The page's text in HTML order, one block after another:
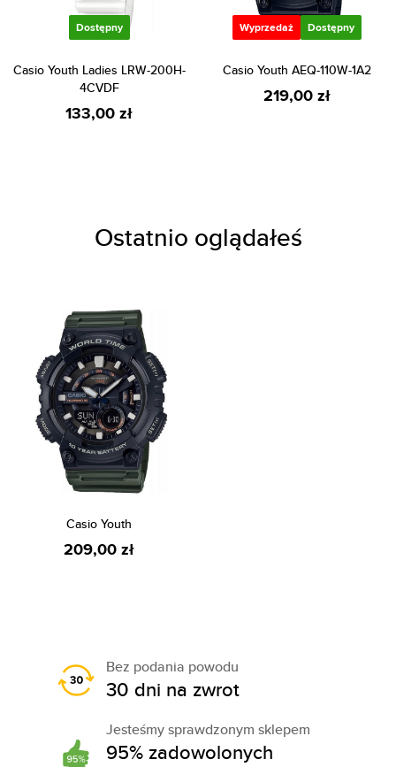
Dostępny
Casio Youth Ladies LRW-200H-
4CVDF
133,00 zł
Wyprzedaż Dostępny
Casio Youth AEQ-110W-1A2
219,00 zł
Ostatnio oglądałeś
Casio Youth
209,00 zł
Bez podania powodu
30 dni na zwrot
Jesteśmy sprawdzonym sklepem
95% zadowolonych